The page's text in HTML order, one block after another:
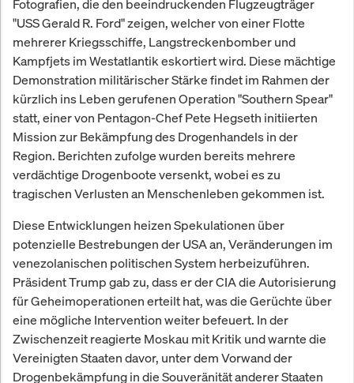
Fotografien, die den beeindruckenden Flugzeugträger
"USS Gerald R. Ford" zeigen, welcher von einer Flotte
mehrerer Kriegsschiffe, Langstreckenbomber und
Kampfjets im Westatlantik eskortiert wird. Diese mächtige
Demonstration militärischer Stärke findet im Rahmen der
kürzlich ins Leben gerufenen Operation "Southern Spear"
statt, einer von Pentagon-Chef Pete Hegseth initiierten
Mission zur Bekämpfung des Drogenhandels in der
Region. Berichten zufolge wurden bereits mehrere
verdächtige Drogenboote versenkt, wobei es zu
tragischen Verlusten an Menschenleben gekommen ist.
Diese Entwicklungen heizen Spekulationen über
potenzielle Bestrebungen der USA an, Veränderungen im
venezolanischen politischen System herbeizuführen.
Präsident Trump gab zu, dass er der CIA die Autorisierung
für Geheimoperationen erteilt hat, was die Gerüchte über
eine mögliche Intervention weiter befeuert. In der
Zwischenzeit reagierte Moskau mit Kritik und warnte die
Vereinigten Staaten davor, unter dem Vorwand der
Drogenbekämpfung in die Souveränität anderer Staaten